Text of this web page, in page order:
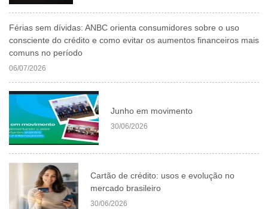
Férias sem dívidas: ANBC orienta consumidores sobre o uso
consciente do crédito e como evitar os aumentos financeiros mais
comuns no período
06/07/2026
Junho em movimento
30/06/2026
Cartão de crédito: usos e evolução no
mercado brasileiro
30/06/2026